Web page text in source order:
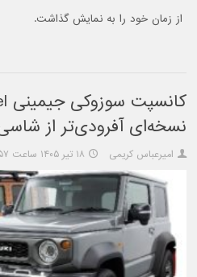
از زمان خود را به نمایش گذاشت.
نسخه‌ای آفرودی‌تر از
امیرعباس کریمی ۱۸ تیر ۱۴۰۵ ساعت ۲۰:۵۷